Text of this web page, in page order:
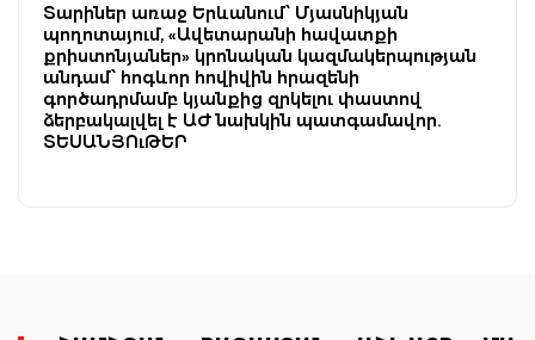
Տարիներ առաջ Երևանում՝ Մյասնիկյան
պողոտայում, «Ավետարանի հավատքի
քրիստոնյաներ» կրոնական կազմակերպության
անդամ՝ հոգևոր հովիվին հրազենի
գործադրմամբ կյանքից զրկելու փաստով
ձերբակալվել է ԱԺ նախկին պատգամավոր.
ՏԵՍԱՆՅՈւԹԵՐ